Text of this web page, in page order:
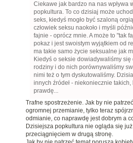
Ciekawe jak bardzo na nas wpływa
popkultura. To co dzisiaj może
seks, kiedyś mogło być szaloną
człowiek seksu naokoło i myśli
fajnie - oprócz mnie. A może to "tak
pokaz i jest swoistym wyjątkiem od
ma takie samo życie seksualne jak
Kiedyś o seksie dowiadywaliśmy się
rodziny i do nich porównywaliśmy
nimi też o tym dyskutowaliśmy.
innych źródeł - niekoniecznie
prawdę...
Trafne spostrzeżenie. Jak by nie
ogromnej przemianie, tylko teraz
odmianie, co naprawdę jest dobrym a
Dzisiejsza popkultura nie ogląda się
przeciągnięciem w drugą stronę.